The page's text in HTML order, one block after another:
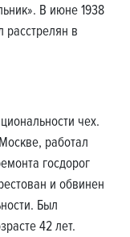
В июне 1938
расстрелян в
чех.
работал
госдорог
и обвинен
Был
42 лет.